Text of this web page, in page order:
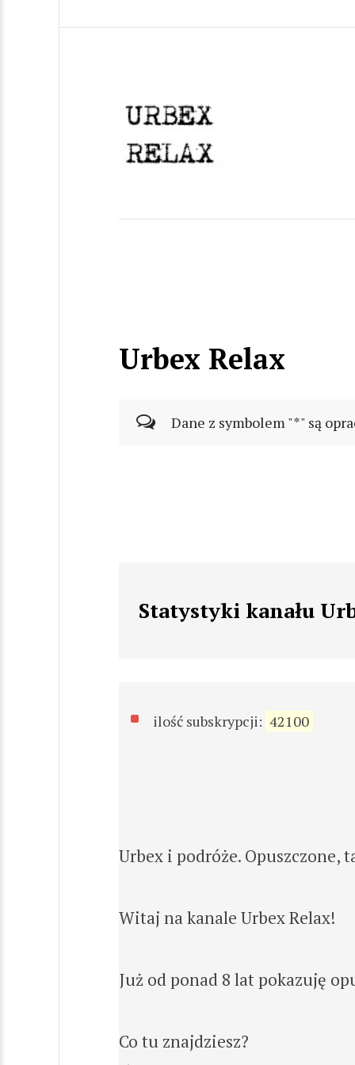
Urbex Relax
Dane z symbolem "*" są
Statystyki kanału
ilość subskrypcji: 42100
Urbex i podróże. Opuszczone,
Witaj na kanale Urbex Relax!
Już od ponad 8 lat pokazuję
Co tu znajdziesz?